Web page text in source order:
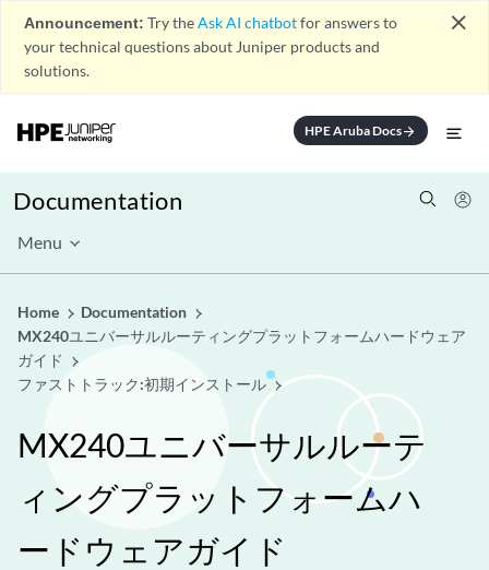
Announcement: Try theAsk AI chatbotfor answers to
your technical questions about Juniper products and
solutions.
close
HPE Aruba Docsarrow_forward
Documentation
Menu
Home
Documentation
MX240ユニバーサルルーティングプラットフォームハードウェア
ガイド
ファストトラック:初期インストール
MX240ユニバーサルルーテ
ィングプラットフォームハ
ードウェアガイド